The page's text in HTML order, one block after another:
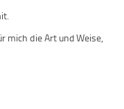
mich die Art und Weise,